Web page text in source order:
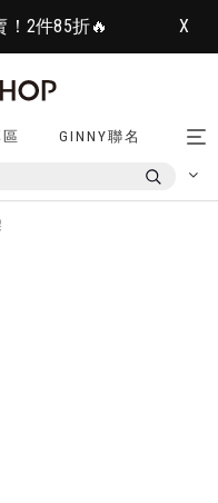
！2件85折🔥 X
GINNY聯名